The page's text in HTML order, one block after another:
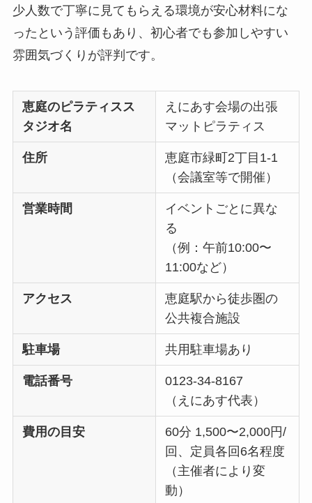
少人数で丁寧に見てもらえる環境が安心材料にな
ったという評価もあり、初心者でも参加しやすい
雰囲気づくりが評判です。
恵庭のピラティスス
タジオ名
えにあす会場の出張
マットピラティス
住所
恵庭市緑町2丁目1-1
（会議室等で開催）
営業時間
イベントごとに異な
る
（例：午前10:00〜
11:00など）
アクセス
恵庭駅から徒歩圏の
公共複合施設
駐車場 共用駐車場あり
電話番号
0123-34-8167
（えにあす代表）
費用の目安
60分 1,500〜2,000円/
回、定員各回6名程度
（主催者により変
動）